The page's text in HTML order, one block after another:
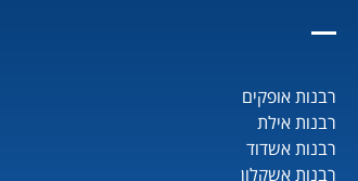
רבנות אופקים
רבנות אילת
רבנות אשדוד
רבנות אשקלון